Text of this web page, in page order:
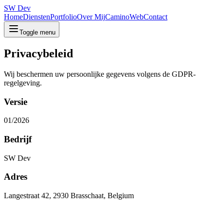
SW Dev
HomeDienstenPortfolioOver MijCaminoWebContact
Toggle menu
Privacybeleid
Wij beschermen uw persoonlijke gegevens volgens de GDPR-
regelgeving.
Versie
01/2026
Bedrijf
SW Dev
Adres
Langestraat 42, 2930 Brasschaat, Belgium